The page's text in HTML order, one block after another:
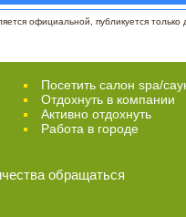
официальной, публикуется только
Посетить салон spa/
Отдохнуть в компании
Активно отдохнуть
Работа в городе
обращаться